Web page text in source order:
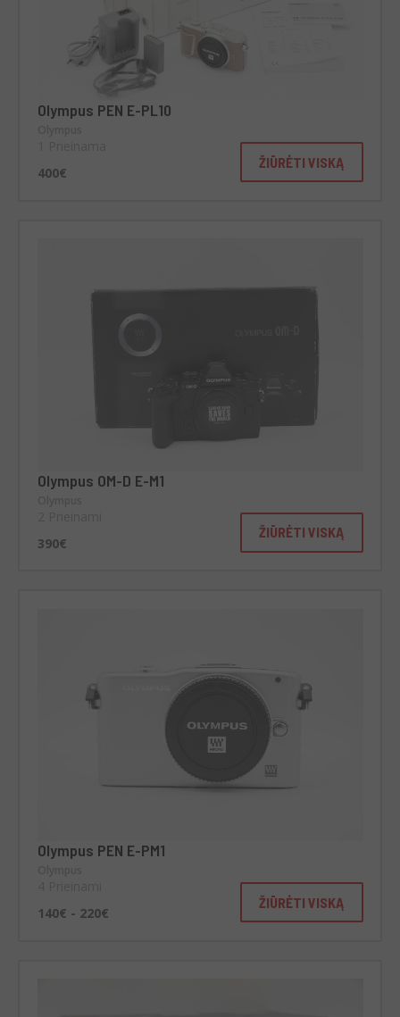
Olympus PEN E-PL10
400€
ŽIŪRĖTI VISKĄ
Olympus OM-D E-M1
390€
ŽIŪRĖTI VISKĄ
Olympus PEN E-PM1
140€ - 220€
ŽIŪRĖTI VISKĄ